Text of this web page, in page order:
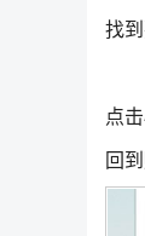
找
点击
回